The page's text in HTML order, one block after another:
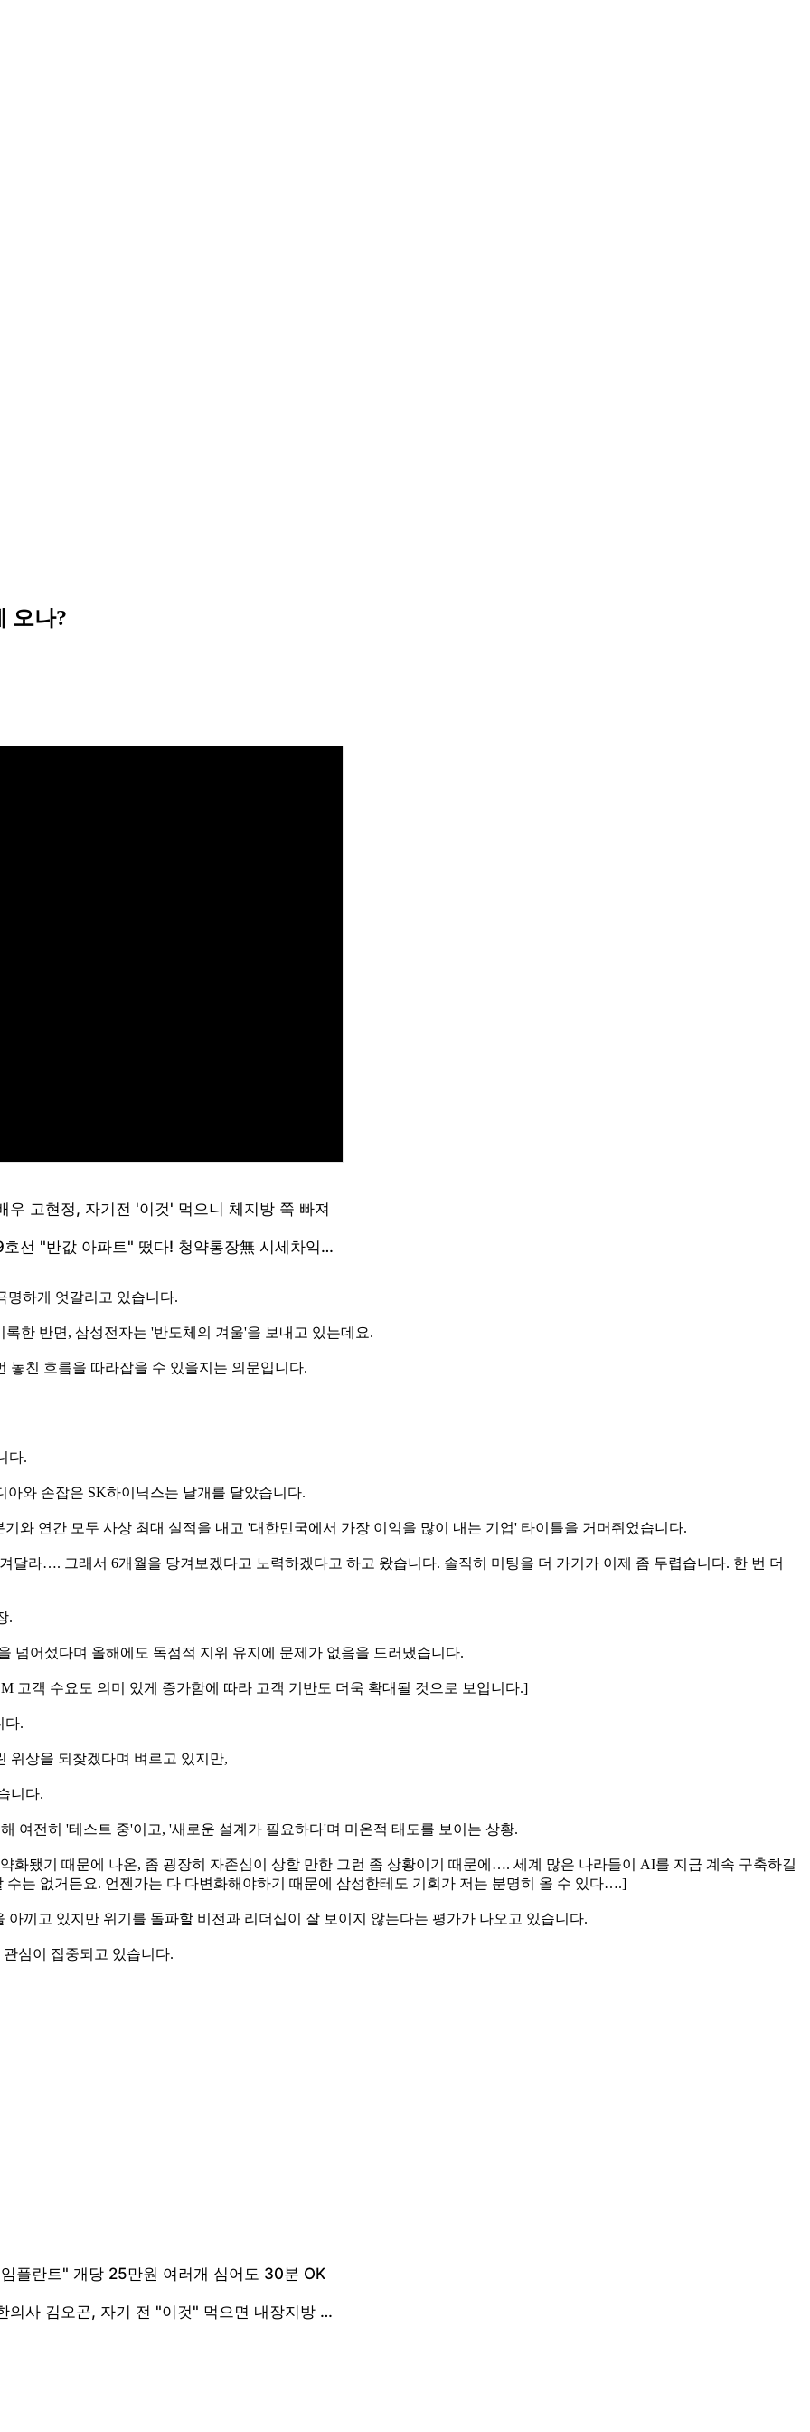
오나?
명하게 엇갈리고 있습니다.
한 반면, 삼성전자는 '반도체의 겨울'을 보내고 있는데요.
놓친 흐름을 따라잡을 수 있을지는 의문입니다.
다.
와 손잡은 SK하이닉스는 날개를 달았습니다.
와 연간 모두 사상 최대 실적을 내고 '대한민국에서 가장 이익을 많이 내는 기업' 타이틀을 거머쥐었습니다.
달라…. 그래서 6개월을 당겨보겠다고 노력하겠다고 하고 왔습니다. 솔직히 미팅을 더 가기가 이제 좀 두렵습니다. 한 번 더
.
넘어섰다며 올해에도 독점적 지위 유지에 문제가 없음을 드러냈습니다.
고객 수요도 의미 있게 증가함에 따라 고객 기반도 더욱 확대될 것으로 보입니다.]
다.
위상을 되찾겠다며 벼르고 있지만,
니다.
여전히 '테스트 중'이고, '새로운 설계가 필요하다'며 미온적 태도를 보이는 상황.
화됐기 때문에 나온, 좀 굉장히 자존심이 상할 만한 그런 좀 상황이기 때문에…. 세계 많은 나라들이 AI를 지금 계속 구축하길
는 없거든요. 언젠가는 다 다변화해야하기 때문에 삼성한테도 기회가 저는 분명히 올 수 있다….]
끼고 있지만 위기를 돌파할 비전과 리더십이 잘 보이지 않는다는 평가가 나오고 있습니다.
심이 집중되고 있습니다.